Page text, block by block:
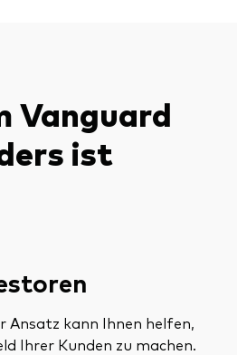
Vanguard
ist
Ansatz kann Ihnen helfen,
Ihrer Kunden zu machen.